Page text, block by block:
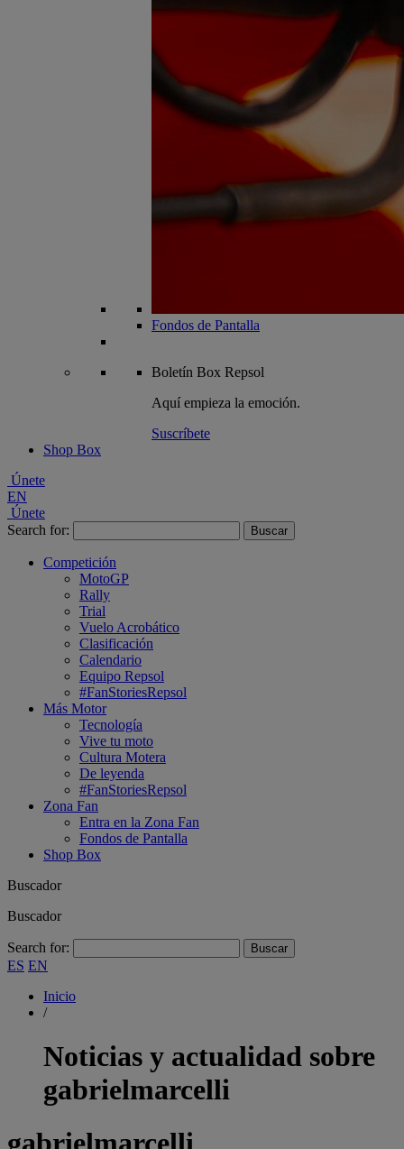
Fondos de Pantalla
Boletín Box Repsol
Aquí empieza la emoción.
Suscríbete
Shop Box
Únete
EN
Únete
Search for:
Competición
MotoGP
Rally
Trial
Vuelo Acrobático
Clasificación
Calendario
Equipo Repsol
#FanStoriesRepsol
Más Motor
Tecnología
Vive tu moto
Cultura Motera
De leyenda
#FanStoriesRepsol
Zona Fan
Entra en la Zona Fan
Fondos de Pantalla
Shop Box
Buscador
Buscador
Search for:
ES EN
Inicio
/
Noticias y actualidad sobre
gabrielmarcelli